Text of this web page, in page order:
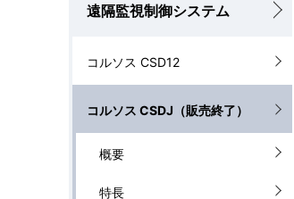
カ
ル
ナ
ビ
遠隔監視制御システム
コルソス CSD12
コルソス CSDJ（販売終了）
概要
特長